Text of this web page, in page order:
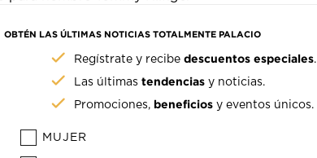
OBTÉN LAS ÚLTIMAS NOTICIAS TOTALMENTE PALACIO
Regístrate y recibedescuentos especiales.
Las últimastendencias y noticias.
Promociones, beneficios y eventos únicos.
MUJER